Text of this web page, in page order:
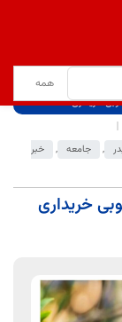
, جامعه ,
خبر
خریداری